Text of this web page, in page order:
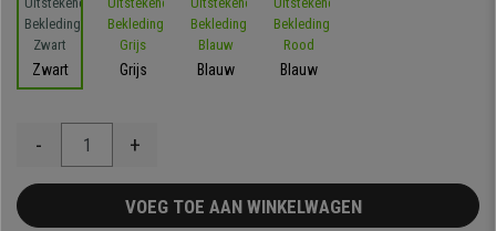
Zwart Grijs Blauw Blauw
- +
VOEG TOE AAN WINKELWAGEN